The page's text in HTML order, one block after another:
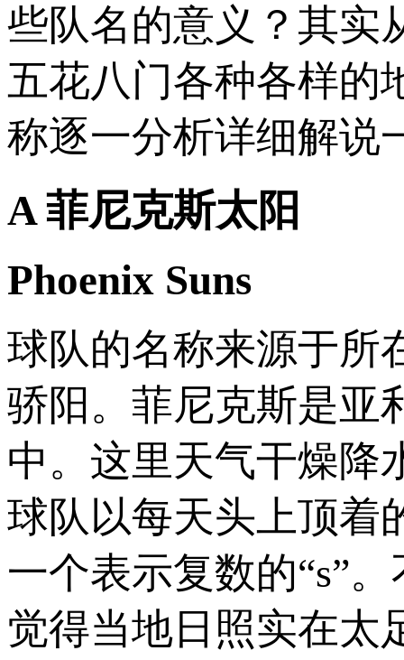
些队名的意义？其实
五花八门各种各样的
称逐一分析详细解说
A 菲尼克斯太阳
Phoenix Suns
球队的名称来源于所
骄阳。菲尼克斯是亚
中。这里天气干燥降
球队以每天头上顶着
一个表示复数的“s”
觉得当地日照实在太